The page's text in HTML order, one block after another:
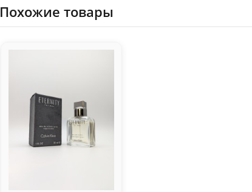
Похожие товары